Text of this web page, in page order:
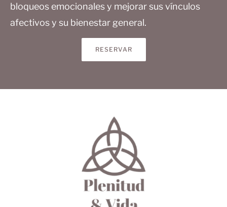
bloqueos emocionales y mejorar sus vínculos
afectivos y su bienestar general.
RESERVAR